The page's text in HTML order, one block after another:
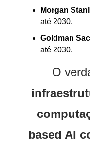
Morgan
até 2030.
Goldman
até 2030.
based AI